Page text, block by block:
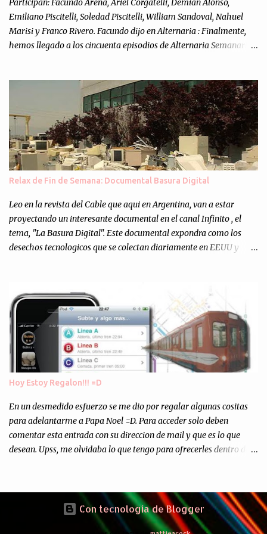
Participan: Facundo Arena, Ariel Corgatelli, Demian Alonso,
Emiliano Piscitelli, Soledad Piscitelli, William Sandoval, Nahuel
Marisi y Franco Rivero. Facundo dijo en Alternaria : Finalmente,
hemos llegado a los cincuenta episodios de Alternaria Semanario.
nuestra propia óptica: un punto de vista independiente e
informal.Para festejarlo, se nos ocurrió que estemos todos juntos; y
cuando digo "todos" me refiero a toda la gente que alguna vez
participó en el semanario como panelista, y a ustedes. Por eso se
nos ocurrió la idea de emitir video en vivo. La tarea no fué facil,
hubo que coordinar horarios, preparar el estudio, configurar
muchos programejos y hacer muchas pruebas. ¿El resultado?
Totalmente inesperado. Mas de 200 personas en vivo
escuchándonos y viendo como grabamos el semanario es, para mi
personalmente, un éxito y un logro sin precedentes. Sinceram...
Relax de Fin de Semana: Documental Basura Digital
Leo en la revista del Cable que aqui en Argentina, van a estar
proyectando un interesante documental en el canal Infinito , el
tema, "La Basura Digital". Este documental expondra como los
desechos tecnologicos que se colectan diariamente en EEUU y
Asi, todos los residuos sonincinerados produciendo lo que los
ambientalistas llaman "La Pesadilla de la Edad Cibernetica". La
transmision es el Domingo 2 de diciembre a las 21:00 hs. Me
parecio muy interesante, no creo que lo pueda ver por la hora, asi
que los comentarios los dejo en sus manos...
Hoy Estoy Regalon!!! =D
En un desmedido esfuerzo se me dio por regalar algunas cositas
para adelantarme a Papa Noel =D. Para acceder solo deben
comentar esta entrada con su direccion de mail y que es lo que
desean. Upss, me olvidaba lo que tengo para ofrecerles dentro de
del Sr. Angel Traversi de AMT Desarrollos * 7 Invitaciones para
Google Wave , si bien ya son muchas las que estan dando vueltas,
nunca estan de mas. (*) Sobre Subtes y Algo Mas : La forma más
Con tecnología de Blogger